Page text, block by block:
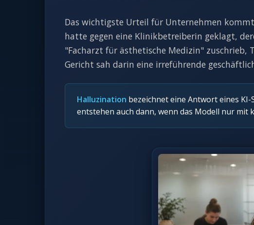
Das wichtigste Urteil für Unternehmen
hatte gegen eine Klinikbetreiberin geklagt,
"Facharzt für ästhetische Medizin"
Gericht sah darin eine irreführende
Halluzination bezeichnet eine Antwort eines
entstehen auch dann, wenn das Modell nur